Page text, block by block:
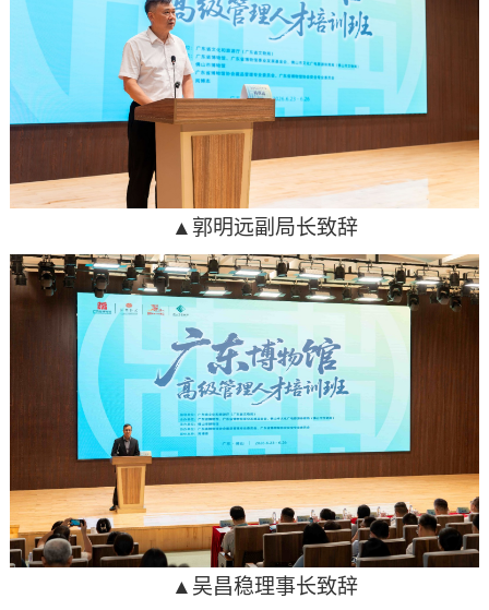
▲郭明远副局长致辞
▲吴昌稳理事长致辞